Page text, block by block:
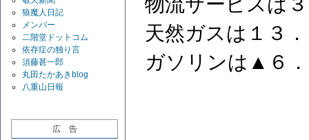
狼魔人日記
メンバー
二階堂ドットコム
依存症の独り言
須藤甚一郎
丸田たかあきblog
八重山日報
広 告
天然ガスは１３
ガソリンは▲６